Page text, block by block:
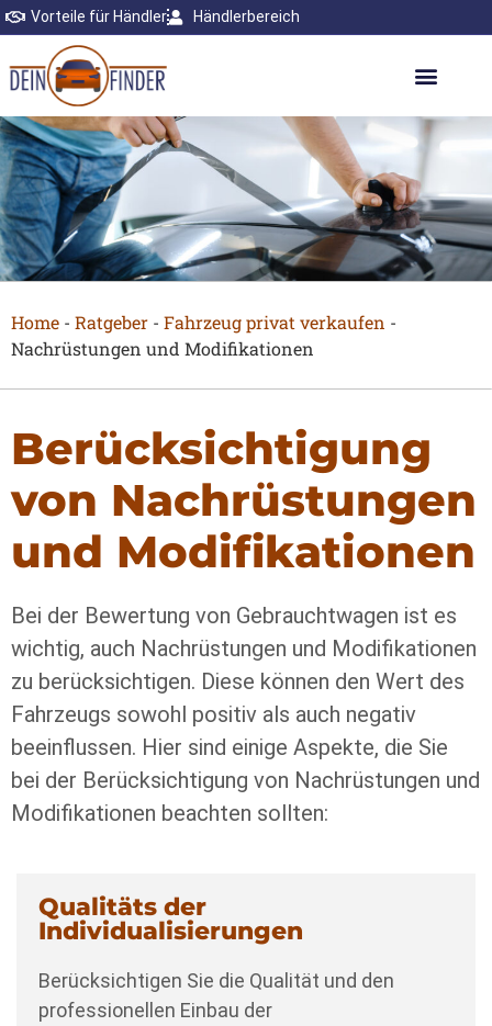
Vorteile für Händler Händlerbereich
Home - Ratgeber - Fahrzeug privat verkaufen -
Nachrüstungen und Modifikationen
Berücksichtigung
von Nachrüstungen
und Modifikationen
Bei der Bewertung von Gebrauchtwagen ist es
wichtig, auch Nachrüstungen und Modifikationen
zu berücksichtigen. Diese können den Wert des
Fahrzeugs sowohl positiv als auch negativ
beeinflussen. Hier sind einige Aspekte, die Sie
bei der Berücksichtigung von Nachrüstungen und
Modifikationen beachten sollten:
Qualitäts der
Individualisierungen
Berücksichtigen Sie die Qualität und den
professionellen Einbau der